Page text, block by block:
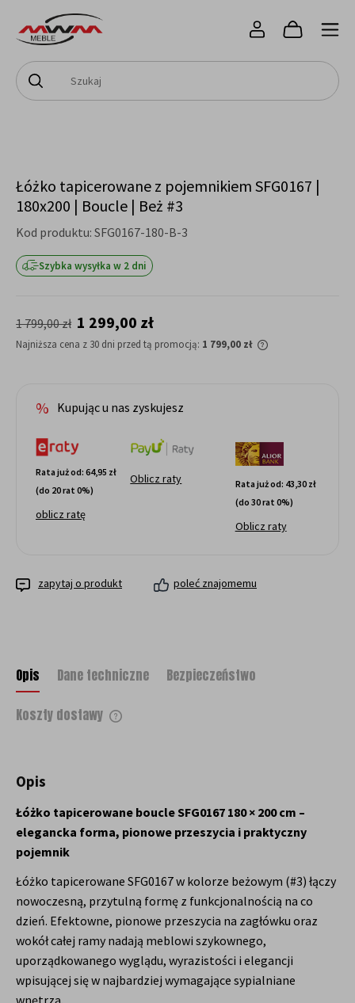
Łóżko tapicerowane z pojemnikiem SFG0167 |
180x200 | Boucle | Beż #3
Kod produktu: SFG0167-180-B-3
Szybka wysyłka w 2 dni
1 799,00 zł 1 299,00 zł
Najniższa cena z 30 dni przed tą promocją: 1 799,00 zł
Kupując u nas zyskujesz
Rata już od: 64,95 zł
(do 20 rat 0%)
oblicz ratę
Oblicz raty Rata już od: 43,30 zł
(do 30 rat 0%)
Oblicz raty
zapytaj o produkt poleć znajomemu
Opis Dane techniczne Bezpieczeństwo
Koszty dostawy
Opis
Łóżko tapicerowane boucle SFG0167 180 × 200 cm –
elegancka forma, pionowe przeszycia i praktyczny
pojemnik
Łóżko tapicerowane SFG0167 w kolorze beżowym (#3) łączy
nowoczesną, przytulną formę z funkcjonalnością na co
dzień. Efektowne, pionowe przeszycia na zagłówku oraz
wokół całej ramy nadają meblowi szykownego,
uporządkowanego wyglądu, wyrazistości i elegancji
wpisującej się w najbardziej wymagające sypialniane
wnętrza.